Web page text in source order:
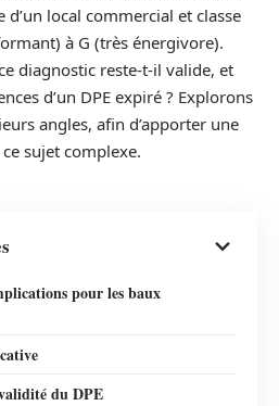
local commercial et classe
à G (très énergivore).
diagnostic reste-t-il valide, et
d’un DPE expiré ? Explorons
angles, afin d’apporter une
sujet complexe.
pour les baux
du DPE